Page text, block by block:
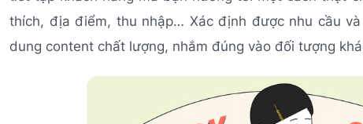
thích, địa điểm, thu nhập… Xác định được nhu cầu
dung content chất lượng, nhắm đúng vào đối tượng